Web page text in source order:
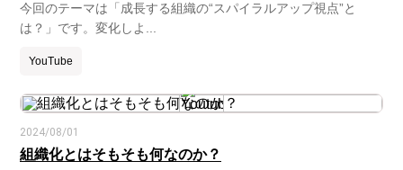
今回のテーマは「成長する組織の“スパイラルアップ視点”と
は？」です。変化しよ...
YouTube
2024/08/01
組織化とはそもそも何なのか？